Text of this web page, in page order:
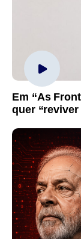
Em “As
quer